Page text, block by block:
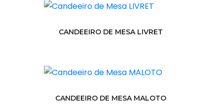
CANDEEIRO DE MESA LIVRET
CANDEEIRO DE MESA MALOTO